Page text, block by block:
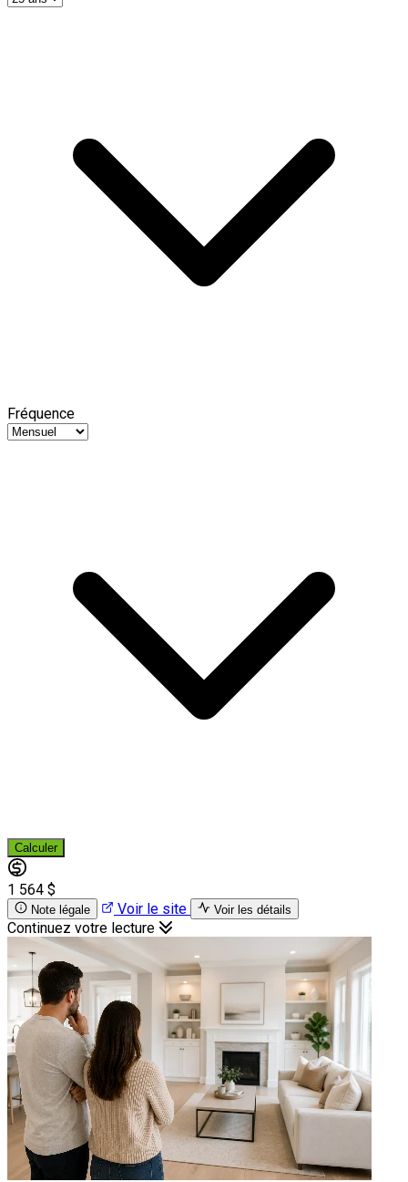
Fréquence
Calculer
1 564 $
Note légale Voir le site Voir les détails
Continuez votre lecture